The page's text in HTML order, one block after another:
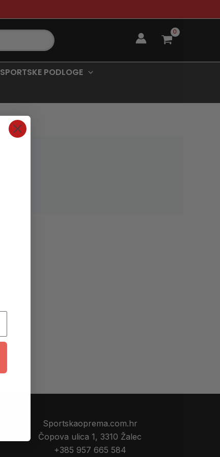
SPORTSKE PODLOGE
Sportskaoprema.com.hr
Čopova ulica 1, 3310 Žalec
+385 957 665 584